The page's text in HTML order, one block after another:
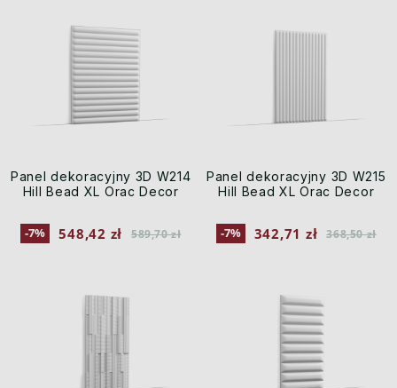
Panel dekoracyjny 3D W214
Hill Bead XL Orac Decor
-7% 548,42 zł 589,70 zł
Panel dekoracyjny 3D W215
Hill Bead XL Orac Decor
-7% 342,71 zł 368,50 zł